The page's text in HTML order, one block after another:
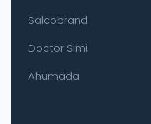
Salcobrand
Doctor Simi
Ahumada